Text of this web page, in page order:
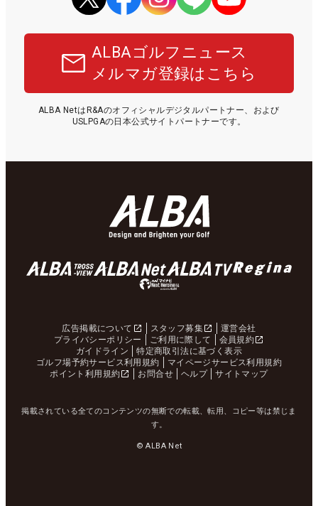
ALBAゴルフニュース
メルマガ登録はこちら
ALBA NetはR&Aのオフィシャルデジタルパートナー、および
USLPGAの日本公式サイトパートナーです。
広告掲載について スタッフ募集
運営会社
プライバシーポリシー
ご利用に際して
会員規約
ガイドライン
特定商取引法に基づく表示
ゴルフ場予約サービス利用規約
マイページサービス利用規約
ポイント利用規約
お問合せ ヘルプ サイトマップ
掲載されている全てのコンテンツの無断での転載、転用、コピー等は禁じま
す。
© ALBA Net